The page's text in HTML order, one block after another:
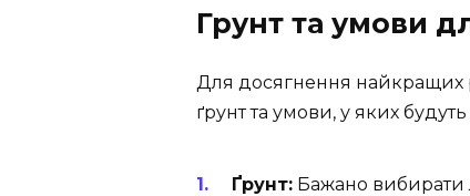
Грунт та умови
Для досягнення найкращих
ґрунт та умови, у яких
Ґрунт: Бажано вибирати